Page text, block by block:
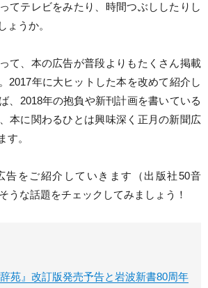
てテレビをみたり、時間つぶししたりし
ょうか。
て、本の広告が普段よりもたくさん掲載
2017年に大ヒットした本を改めて紹介し
、2018年の抱負や新刊計画を書いている
本に関わるひとは興味深く正月の新聞広
す。
告をご紹介していきます（出版社50音
うな話題をチェックしてみましょう！
苑』改訂版発売予告と岩波新書80周年